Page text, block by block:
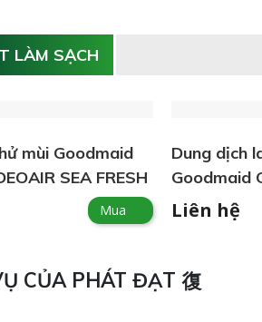
LÀM SẠCH
mùi Goodmaid
SEA FRESH
Mua
Dung dịch
Goodmaid
Liên hệ
CỦA PHÁT ĐẠT